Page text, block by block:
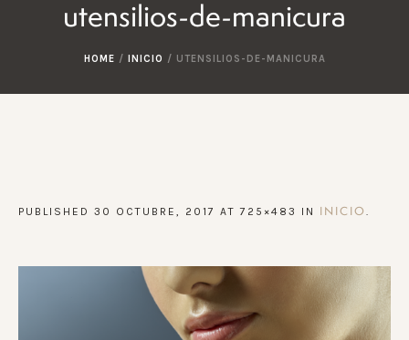
utensilios-de-manicura
HOME / INICIO / UTENSILIOS-DE-MANICURA
PUBLISHED 30 OCTUBRE, 2017 AT 725×483 IN INICIO .